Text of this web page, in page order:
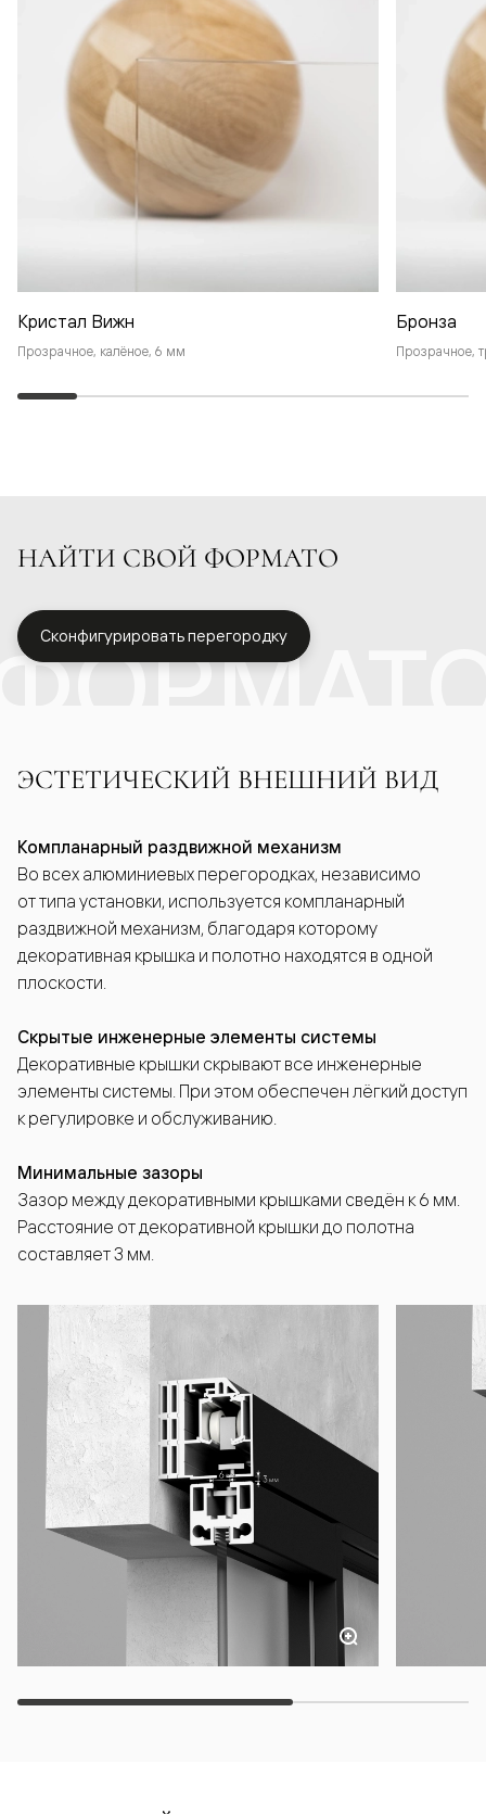
Кристал Вижн
Прозрачное, калёное, 6 мм
Бронза
Прозрачное,
НАЙТИ СВОЙ ФОРМАТО
Сконфигурировать перегородку
ЭСТЕТИЧЕСКИЙ ВНЕШНИЙ ВИД
Компланарный раздвижной механизм
Во всех алюминиевых перегородках, независимо
от типа установки, используется компланарный
раздвижной механизм, благодаря которому
декоративная крышка и полотно находятся в одной
плоскости.
Скрытые инженерные элементы системы
Декоративные крышки скрывают все инженерные
элементы системы. При этом обеспечен лёгкий доступ
к регулировке и обслуживанию.
Минимальные зазоры
Зазор между декоративными крышками сведён к 6 мм.
Расстояние от декоративной крышки до полотна
составляет 3 мм.